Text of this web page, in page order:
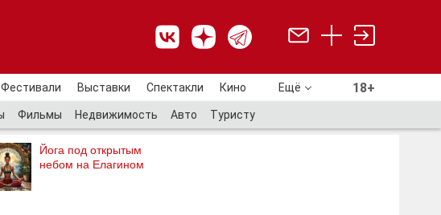
Фестивали Выставки Спектакли Кино Ещё 18+
Фильмы Недвижимость Авто Туристу
Йога под открытым
небом на Елагином